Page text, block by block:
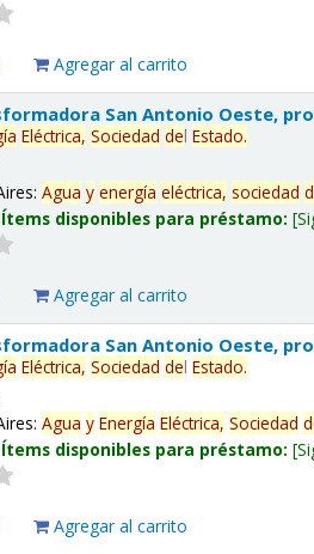
Agregar al carrito
San Antonio Oeste,
Eléctrica, Sociedad delEstado.
Agua y energía eléctrica, sociedad
Ítems disponibles para préstamo:
Agregar al carrito
San Antonio Oeste,
Eléctrica, Sociedad delEstado.
Agua y Energía Eléctrica, Sociedad
Ítems disponibles para préstamo:
Agregar al carrito